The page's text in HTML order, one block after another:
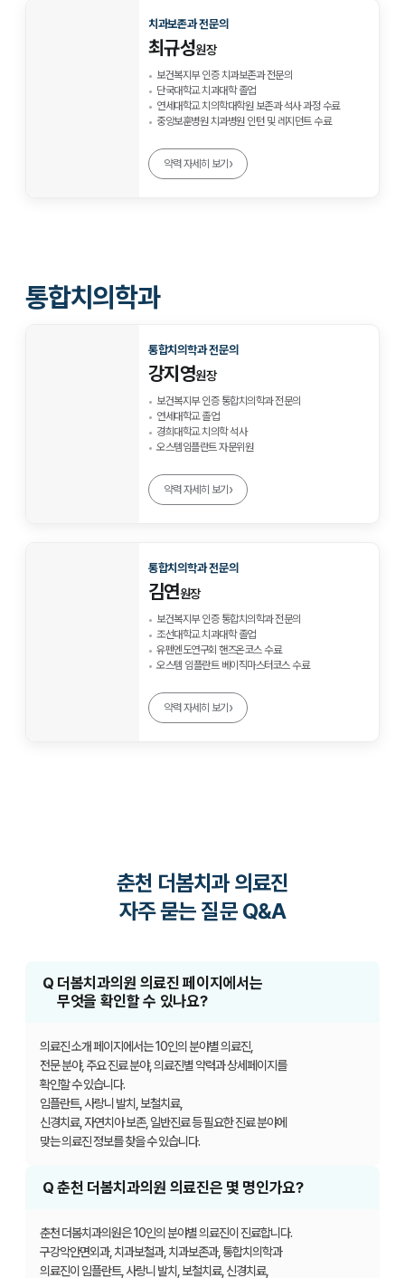
치과보존과 전문의
최규성원장
보건복지부 인증 치과보존과 전문의
단국대학교 치과대학 졸업
연세대학교 치의학대학원 보존과 석사 과정 수료
중앙보훈병원 치과병원 인턴 및 레지던트 수료
약력 자세히 보기 ›
통합치의학과
통합치의학과 전문의
강지영원장
보건복지부 인증 통합치의학과 전문의
연세대학교 졸업
경희대학교 치의학 석사
오스템임플란트 자문위원
약력 자세히 보기 ›
통합치의학과 전문의
김연원장
보건복지부 인증 통합치의학과 전문의
조선대학교 치과대학 졸업
유펜엔도연구회 핸즈온코스 수료
오스템 임플란트 베이직마스터코스 수료
약력 자세히 보기 ›
춘천 더봄치과 의료진
자주 묻는 질문 Q&A
Q 더봄치과의원 의료진 페이지에서는
무엇을 확인할 수 있나요?
의료진 소개 페이지에서는 10인의 분야별 의료진,
전문 분야, 주요 진료 분야, 의료진별 약력과상세페이지를
확인할 수 있습니다.
임플란트, 사랑니 발치, 보철치료,
신경치료, 자연치아 보존, 일반진료 등 필요한 진료 분야에
맞는의료진 정보를 찾을 수 있습니다.
Q 춘천 더봄치과의원 의료진은 몇 명인가요?
춘천 더봄치과의원은 10인의 분야별 의료진이 진료합니다.
구강악안면외과, 치과보철과, 치과보존과, 통합치의학과
의료진이 임플란트, 사랑니 발치, 보철치료, 신경치료,